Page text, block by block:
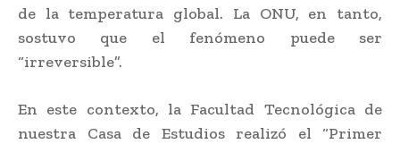
de la temperatura global. La ONU, en tanto,
sostuvo que el fenómeno puede ser
“irreversible”.
En este contexto, la Facultad Tecnológica de
nuestra Casa de Estudios realizó el “Primer